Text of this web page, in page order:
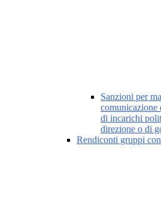
Sanzioni per
comunicazione
di incarichi
direzione o di
Rendiconti gruppi